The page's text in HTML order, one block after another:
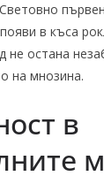
в къса
не остана
на мнозина.
в